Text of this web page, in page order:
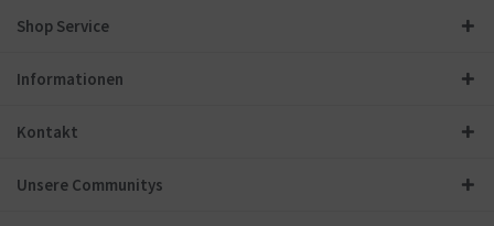
Shop Service
Informationen
Kontakt
Unsere Communitys